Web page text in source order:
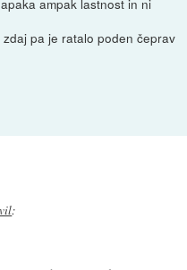
pa je ratalo poden čeprav
: